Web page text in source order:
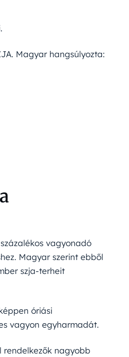
Magyar hangsúlyozta:
vagyonadó
Magyar szerint ebből
szja-terheit
óriási
vagyon egyharmadát.
nagyobb